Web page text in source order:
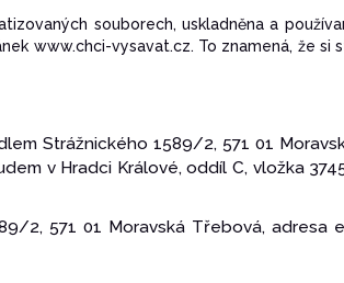
souborech, uskladněna a
www.chci-vysavat.cz. To znamená, že si
Strážnického 1589/2, 571 01
v Hradci Králové, oddíl C, vložka
2, 571 01 Moravská Třebová, adresa